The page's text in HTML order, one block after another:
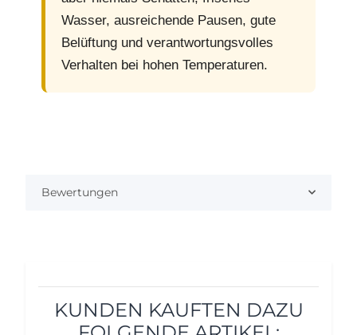
Wasser, ausreichende Pausen, gute
Belüftung und verantwortungsvolles
Verhalten bei hohen Temperaturen.
Bewertungen
KUNDEN KAUFTEN DAZU